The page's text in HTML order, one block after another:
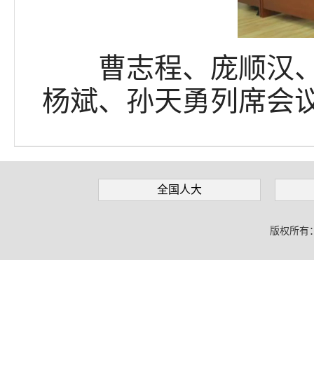
曹志程、庞顺汉、
杨斌、孙天勇列席会
全国人大
版权所